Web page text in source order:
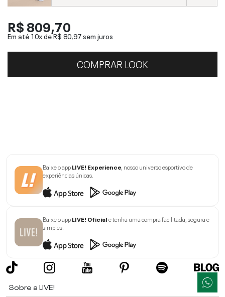
R$ 809,70
Em até 10x deR$ 80,97sem juros
COMPRAR LOOK
Baixe o appLIVE! Experience, nosso universo esportivo de
experiências únicas.
Baixe o appLIVE! Oficiale tenha uma compra facilitada, segura e
simples.
Sobre a LIVE!